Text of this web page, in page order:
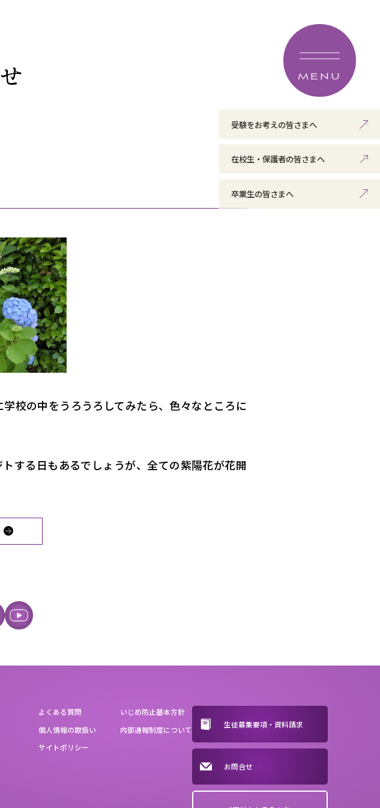
MENU
受験をお考えの皆さまへ
在校生・保護者の皆さまへ
卒業生の皆さまへ
校の中をうろうろしてみたら、色々なところに
する日もあるでしょうが、全ての紫陽花が花開
よくある質問
個人情報の取扱い
サイトポリシー
いじめ防止基本方針
内部通報制度について
生徒募集要項・資料請求
お問合せ